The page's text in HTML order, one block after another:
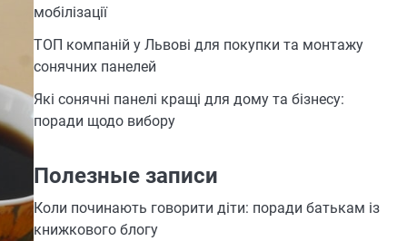
мобілізації
ТОП компаній у Львові для покупки та монтажу
сонячних панелей
Які сонячні панелі кращі для дому та бізнесу:
поради щодо вибору
Полезные записи
Коли починають говорити діти: поради батькам із
книжкового блогу